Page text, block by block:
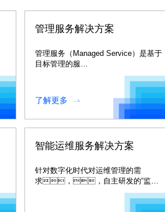
管理服务解决方案
管理服务（Managed Service）是基于
目标管理的服
务，，，，
确保客户信息系统运行考核目标的达
成。。。
了解更多
智能运维服务解决方案
针对数字化时代对运维管理的需
求，，自主研发的“监管
控析”一体化智能运维解决方